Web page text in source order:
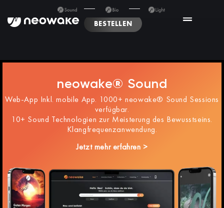
BESTELLEN
neowake® Sound
Web-App Inkl. mobile App. 1000+ neowake® Sound Sessions
verfügbar.
10+ Sound Technologien zur Meisterung des Bewusstseins.
Klangfrequenzanwendung.
Jetzt mehr erfahren >